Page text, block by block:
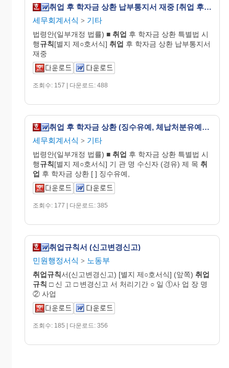
취업 후 학자금 상환 납부통지서 재중 [취업 후 학자금 상환 특별법 시행규칙 서식23]
세무회계서식 > 기타
법령안(일부개정 법률) ■ 취업 후 학자금 상환 특별법 시
행규칙[별지 제○호서식] 취업 후 학자금 상환 납부통지서
재중
조회수: 157 | 다운로드: 488
취업 후 학자금 상환 (징수유예, 체납처분유예) 승인(거부) 통지서 [취업 후 학자금 상환 특별법 시행규칙 서식25]
세무회계서식 > 기타
법령안(일부개정 법률) ■ 취업 후 학자금 상환 특별법 시
행규칙[별지 제○호서식] 기 관 명 수신자 (경유) 제 목 취
업 후 학자금 상환 [ ] 징수유예,
조회수: 177 | 다운로드: 385
취업규칙서 (신고변경신고)
민원행정서식 > 노동부
취업규칙서(신고변경신고) [별지 제○호서식] (앞쪽) 취업
규칙 □ 신 고 □ 변경신고 서 처리기간 ○ 일 ①사 업 장 명
② 사업
조회수: 185 | 다운로드: 356